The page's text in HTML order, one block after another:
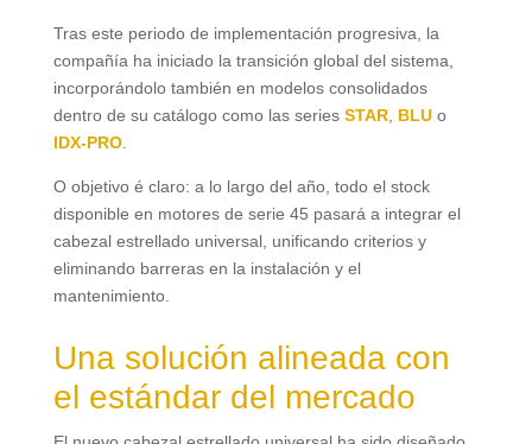
Tras este periodo de implementación progresiva
la
compañía ha iniciado la transición global del sistema
incorporándolo también en modelos consolidados
dentro de su catálogo como las series STAR, BLU o
IDX-PRO.
O objetivo é claro: a lo largo del año, todo el stock
disponible en motores de serie 45 pasará a integrar el
cabezal estrellado universal, unificando criterios y
eliminando barreras en la instalación y el
mantenimiento.
Una solución alineada con
el estándar del mercado